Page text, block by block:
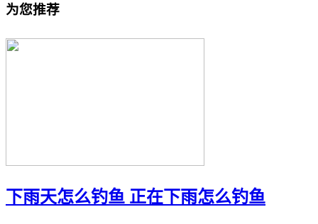
为您推荐
下雨天怎么钓鱼 正在下雨怎么钓鱼